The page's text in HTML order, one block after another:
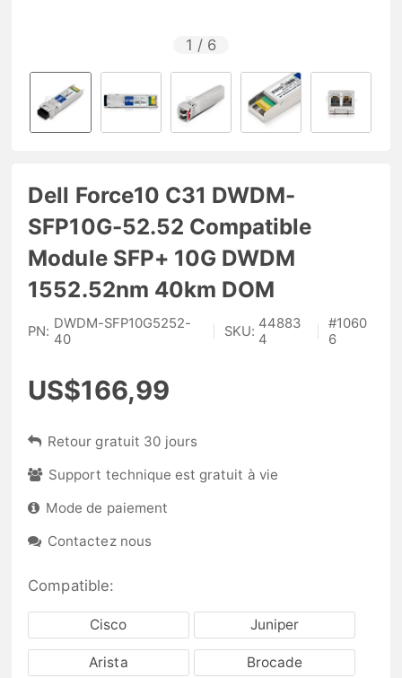
1 / 6
Dell Force10 C31 DWDM-
SFP10G-52.52 Compatible
Module SFP+ 10G DWDM
1552.52nm 40km DOM
PN: DWDM-SFP10G5252-
40
SKU: 44883
4
#1060
6
US$166,99
Retour gratuit 30 jours
Support technique est gratuit à vie
Mode de paiement
Contactez nous
Compatible:
Cisco Juniper
Arista Brocade